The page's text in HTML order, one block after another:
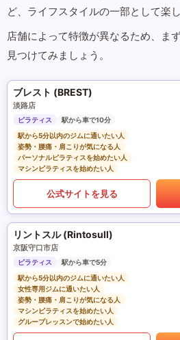
ど、ライフスタイルの一部として楽
店舗によって特徴が異なるため、ま
見つけてみましょう。
ブレスト (BREST)
淡路店
ピラティス
駅から車で10分
駅から5分以内のジムに通いたい人
姿勢・腰痛・肩こりが気になる人
パーソナルピラティスを始めたい人
マシンピラティスを始めたい人
公式サイトを見る
リントスル (Rintosull)
京阪守口市店
ピラティス
駅から車で5分
駅から5分以内のジムに通いたい人
女性専用ジムに通いたい人
姿勢・腰痛・肩こりが気になる人
マシンピラティスを始めたい人
グループレッスンで始めたい人